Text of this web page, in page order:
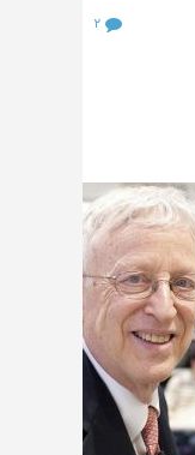
۲